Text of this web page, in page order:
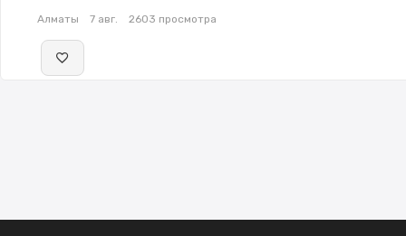
Алматы 7 авг. 2603 просмотра